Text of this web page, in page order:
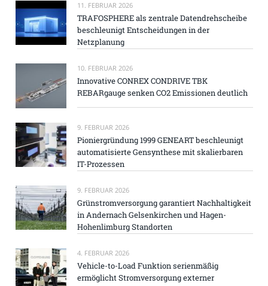
11. FEBRUAR 2026
TRAFOSPHERE als zentrale Datendrehscheibe
beschleunigt Entscheidungen in der
Netzplanung
10. FEBRUAR 2026
Innovative CONREX CONDRIVE TBK
REBARgauge senken CO2 Emissionen deutlich
9. FEBRUAR 2026
Pioniergründung 1999 GENEART beschleunigt
automatisierte Gensynthese mit skalierbaren
IT-Prozessen
9. FEBRUAR 2026
Grünstromversorgung garantiert Nachhaltigkeit
in Andernach Gelsenkirchen und Hagen-
Hohenlimburg Standorten
4. FEBRUAR 2026
Vehicle-to-Load Funktion serienmäßig
ermöglicht Stromversorgung externer